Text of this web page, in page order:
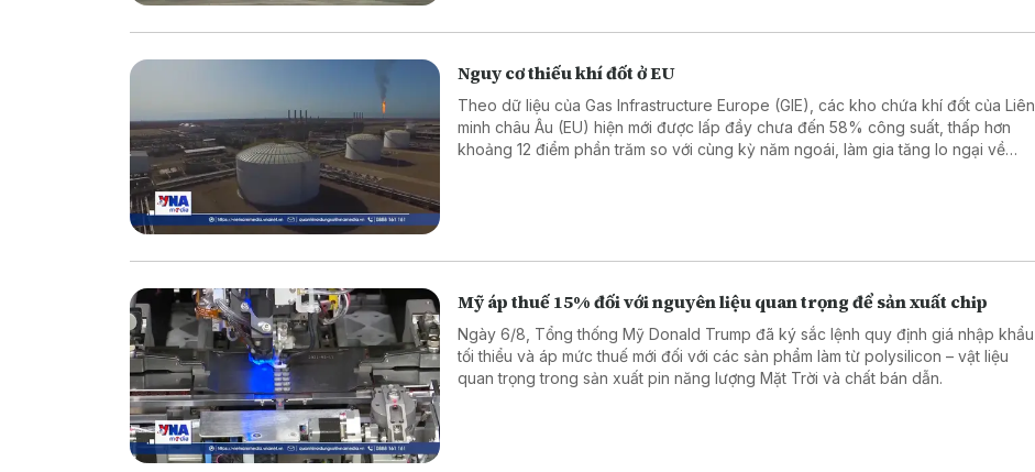
Nguy cơ thiếu khí đốt ở EU
Theo dữ liệu của Gas Infrastructure Europe (GIE), các kho chứa khí đốt của Liên
minh châu Âu (EU) hiện mới được lấp đầy chưa đến 58% công suất, thấp hơn
khoảng 12 điểm phần trăm so với cùng kỳ năm ngoái, làm gia tăng lo ngại về
Mỹ áp thuế 15% đối với nguyên liệu quan trọng để sản xuất chip
Ngày 6/8, Tổng thống Mỹ Donald Trump đã ký sắc lệnh quy định giá nhập khẩu
tối thiểu và áp mức thuế mới đối với các sản phẩm làm từ polysilicon – vật liệu
quan trọng trong sản xuất pin năng lượng Mặt Trời và chất bán dẫn.